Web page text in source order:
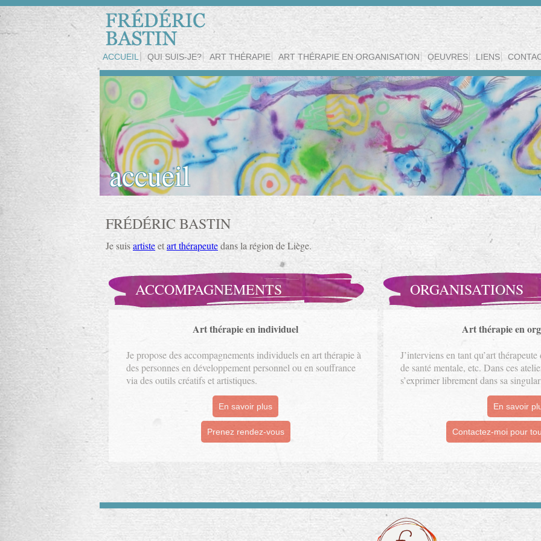
ACCUEIL QUI SUIS-JE? ART THÉRAPIE ART THÉRAPIE EN ORGANISATION OEUVRES LIENS
accueil
FRÉDÉRIC BASTIN
Je suisartisteetart thérapeutedans la région de Liège.
ACCOMPAGNEMENTS
Art thérapie en individuel
Je propose des accompagnements individuels en art thérapie à
des personnes en développement personnel ou en souffrance
via des outils créatifs et artistiques.
En savoir plus
Prenez rendez-vous
ORGANISATIONS
Art thérapie en
J’interviens en tant qu’art
de santé mentale, etc. Dans ces
s’exprimer librement dans sa
En savoir
Contactez-moi pour